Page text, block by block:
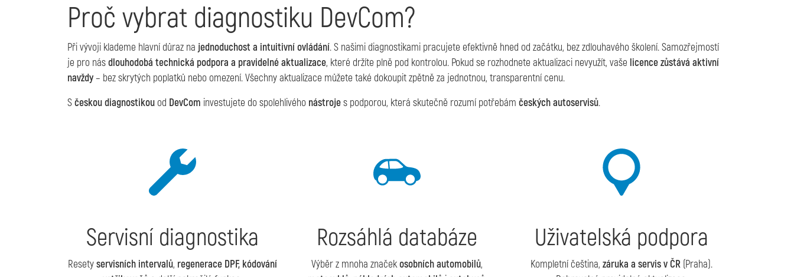
Proč vybrat diagnostiku DevCom?
Při vývoji klademe hlavní důraz na jednoduchost a intuitivní ovládání. S našimi diagnostikami pracujete efektivně hned od začátku, bez zdlouhavého školení. Samozřejmostí
je pro násdlouhodobá technická podpora a pravidelné aktualizace, které držíte plně pod kontrolou. Pokud se rozhodnete aktualizaci nevyužít, vaše licence zůstává aktivní
navždy– bez skrytých poplatků nebo omezení. Všechny aktualizace můžete také dokoupit zpětně za jednotnou, transparentní cenu.
Sčeskou diagnostikou od DevCom investujete do spolehlivého nástrojes podporou, která skutečně rozumí potřebám českých autoservisů.
Servisní diagnostika
Resetyservisních intervalů, regenerace DPF, kódování
Rozsáhlá databáze
Výběr z mnoha značekosobních automobilů,
Uživatelská podpora
Kompletní čeština, záruka a servis v ČR (Praha).